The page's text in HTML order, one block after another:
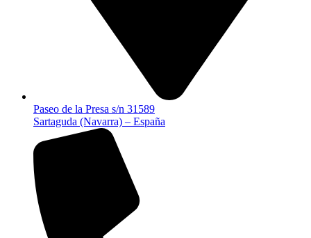
Paseo de la Presa s/n 31589
Sartaguda (Navarra) – España